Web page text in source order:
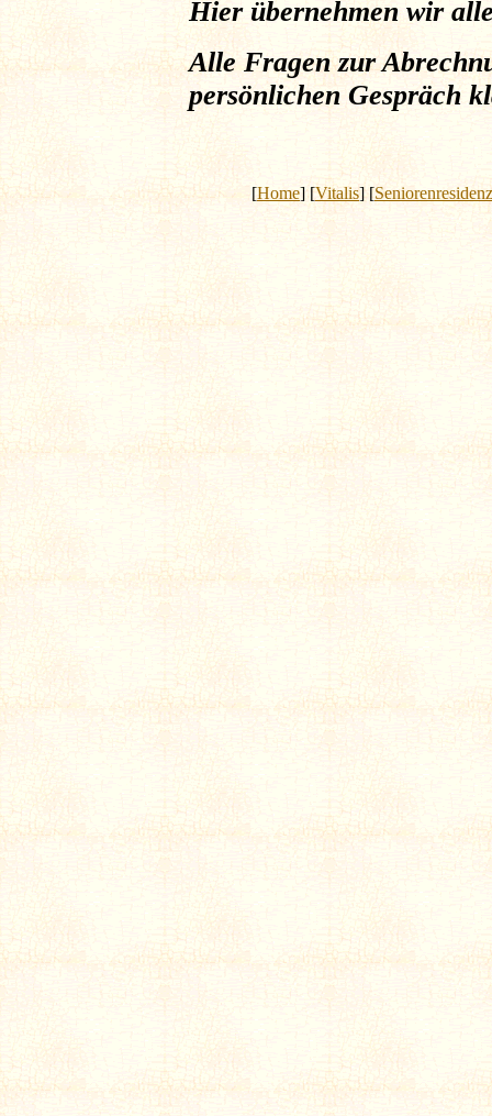
Hier übernehmen wir
Alle Fragen zur
persönlichen Gespräch
[Home] [Vitalis] [Seniorenresidenz